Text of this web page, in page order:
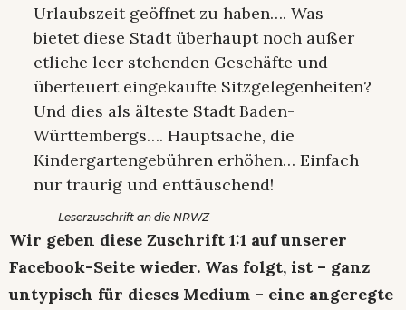
Urlaubszeit geöffnet zu haben…. Was
bietet diese Stadt überhaupt noch außer
etliche leer stehenden Geschäfte und
überteuert eingekaufte Sitzgelegenheiten?
Und dies als älteste Stadt Baden-
Württembergs…. Hauptsache, die
Kindergartengebühren erhöhen… Einfach
nur traurig und enttäuschend!
Leserzuschrift an die NRWZ
Wir geben diese Zuschrift 1:1 auf unserer
Facebook-Seite wieder. Was folgt, ist – ganz
untypisch für dieses Medium – eine angeregte